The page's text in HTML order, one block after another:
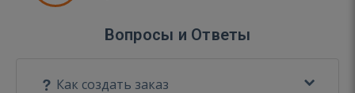
Вопросы и Ответы
Как создать заказ